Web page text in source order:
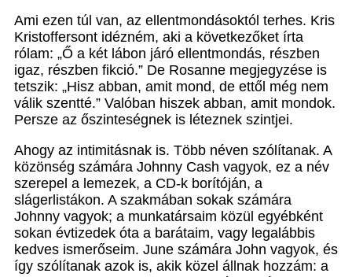
Ami ezen túl van, az ellentmondásoktól terhes. Kris
Kristoffersont idézném, aki a következőket írta
rólam: „Ő a két lábon járó ellentmondás, részben
igaz, részben fikció.” De Rosanne megjegyzése is
tetszik: „Hisz abban, amit mond, de ettől még nem
válik szentté.” Valóban hiszek abban, amit mondok.
Persze az őszinteségnek is léteznek szintjei.
Ahogy az intimitásnak is. Több néven szólítanak. A
közönség számára Johnny Cash vagyok, ez a név
szerepel a lemezek, a CD-k borítóján, a
slágerlistákon. A szakmában sokak számára
Johnny vagyok; a munkatársaim közül egyébként
sokan évtizedek óta a barátaim, vagy legalábbis
kedves ismerőseim. June számára John vagyok, és
így szólítanak azok is, akik közel állnak hozzám: a